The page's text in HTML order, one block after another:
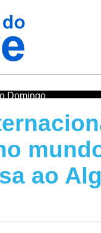
Domingo
ao